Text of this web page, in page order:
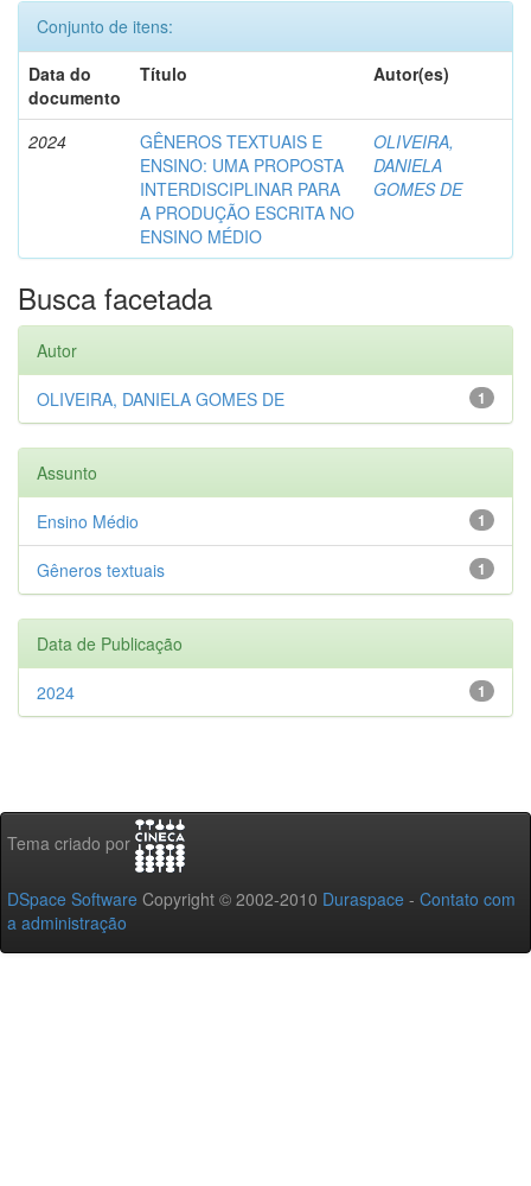
Conjunto de itens:
Data do
documento
Título Autor(es)
2024
GÊNEROS TEXTUAIS E
ENSINO: UMA PROPOSTA
INTERDISCIPLINAR PARA
A PRODUÇÃO ESCRITA NO
ENSINO MÉDIO
OLIVEIRA,
DANIELA
GOMES DE
Busca facetada
Autor
1
OLIVEIRA, DANIELA GOMES DE
Assunto
1
Ensino Médio
1
Gêneros textuais
Data de Publicação
1
2024
Tema criado por
DSpace Software Copyright © 2002-2010 Duraspace - Contato com
a administração